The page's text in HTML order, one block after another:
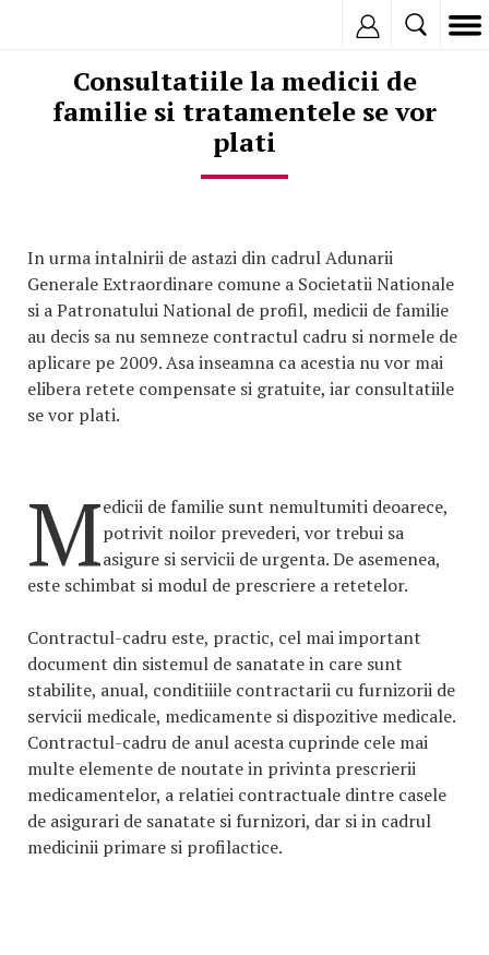
Consultatiile la medicii de
familie si tratamentele se vor
plati
In urma intalnirii de astazi din cadrul Adunarii
Generale Extraordinare comune a Societatii Nationale
si a Patronatului National de profil, medicii de familie
au decis sa nu semneze contractul cadru si normele de
aplicare pe 2009. Asa inseamna ca acestia nu vor mai
elibera retete compensate si gratuite, iar consultatiile
se vor plati.
Medicii de familie sunt nemultumiti deoarece,
potrivit noilor prevederi, vor trebui sa
asigure si servicii de urgenta. De asemenea,
este schimbat si modul de prescriere a retetelor.
Contractul-cadru este, practic, cel mai important
document din sistemul de sanatate in care sunt
stabilite, anual, conditiiile contractarii cu furnizorii de
servicii medicale, medicamente si dispozitive medicale.
Contractul-cadru de anul acesta cuprinde cele mai
multe elemente de noutate in privinta prescrierii
medicamentelor, a relatiei contractuale dintre casele
de asigurari de sanatate si furnizori, dar si in cadrul
medicinii primare si profilactice.